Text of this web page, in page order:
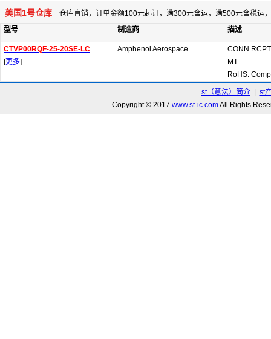
美国1号仓库 仓库直销，订单金额100元起订，满300元含运，满500元含税运
型号
制造商 描述
CTVP00RQF-25-20SE-LC
[更多]
Amphenol Aerospace
CONN
MT
RoHS:
st（意法）简介| st
Copyright © 2017 www.st-ic.comAll Rights